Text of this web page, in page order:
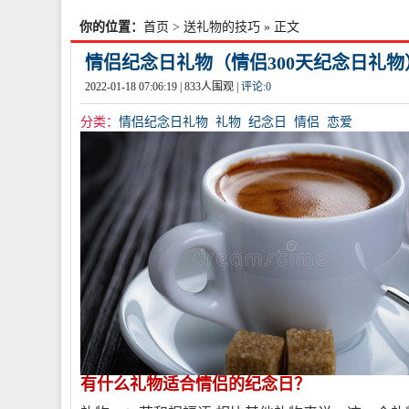
你的位置： 首页 > 送礼物的技巧 » 正文
情侣纪念日礼物（情侣300天纪念日礼物
2022-01-18 07:06:19 | 833人围观 | 评论:0
分类： 情侣纪念日礼物 礼物 纪念日 情侣 恋爱
有什么礼物适合情侣的纪念日？